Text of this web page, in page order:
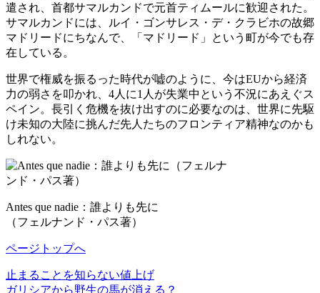
遣され、首都サマルカンドで元首ティムールに歓迎された。
サマルカンドには、ルイ・ゴンサレス・デ・クラビホの故郷
マドリードにちなんで、「マドリード」という町が今でも存
在している。
世界で権威を振るった時代が嘘のように、今はEUから経済
力の弱さを叩かれ、4人に1人が失業中という不況にあえぐス
ペイン。長引く危機を抜け出すのに必要なのは、世界に先駆
け未知の大陸に挑んだ先人たちのフロンティア精神なのかも
しれない。
Antes que nadie：誰よりも先に
（フェルナンド・パス著）
ページトップへ
止まることを知らない値上げ
ガリシアから野生の馬が消える？